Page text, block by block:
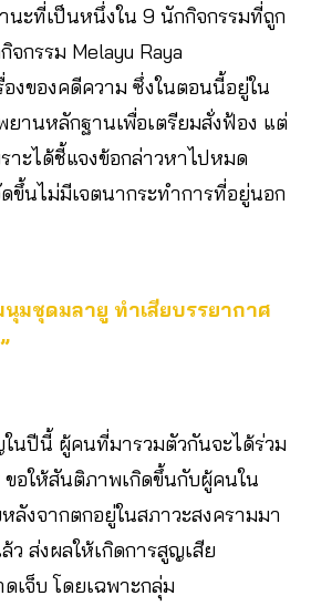
นะที่เป็นหนึ่งใน 9 นักกิจกรรมที่ถูก
กรรม Melayu Raya
องของคดีความ ซึ่งในตอนนี้อยู่ใน
ยานหลักฐานเพื่อเตรียมสั่งฟ้อง แต่
ราะได้ชี้แจงข้อกล่าวหาไปหมด
ขึ้นไม่มีเจตนากระทำการที่อยู่นอก
มชุดมลายู ทำเสียบรรยากาศ
นปีนี้ ผู้คนที่มารวมตัวกันจะได้ร่วม
อให้สันติภาพเกิดขึ้นกับผู้คนใน
งจากตกอยู่ในสภาวะสงครามมา
ว ส่งผลให้เกิดการสูญเสีย
เจ็บ โดยเฉพาะกลุ่ม